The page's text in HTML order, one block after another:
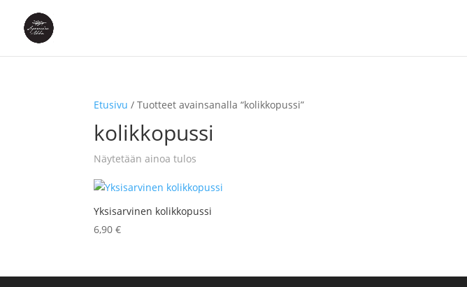
Etusivu / Tuotteet avainsanalla “kolikkopussi”
kolikkopussi
Näytetään ainoa tulos
Yksisarvinen kolikkopussi
6,90€